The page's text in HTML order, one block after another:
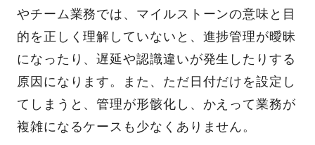
やチーム業務では、マイルストーンの意味と目
的を正しく理解していないと、進捗管理が曖昧
になったり、遅延や認識違いが発生したりする
原因になります。また、ただ日付だけを設定し
てしまうと、管理が形骸化し、かえって業務が
複雑になるケースも少なくありません。